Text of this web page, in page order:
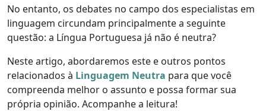
No entanto, os debates no campo dos especialistas em
linguagem circundam principalmente a seguinte
questão: a Língua Portuguesa já não é neutra?
Neste artigo, abordaremos este e outros pontos
relacionados à Linguagem Neutra para que você
compreenda melhor o assunto e possa formar sua
própria opinião. Acompanhe a leitura!